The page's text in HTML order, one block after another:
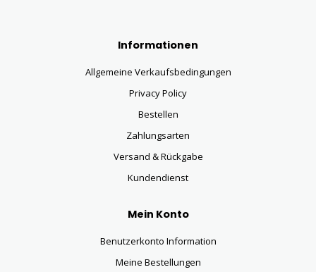
Informationen
Allgemeine Verkaufsbedingungen
Privacy Policy
Bestellen
Zahlungsarten
Versand & Rückgabe
Kundendienst
Mein Konto
Benutzerkonto Information
Meine Bestellungen